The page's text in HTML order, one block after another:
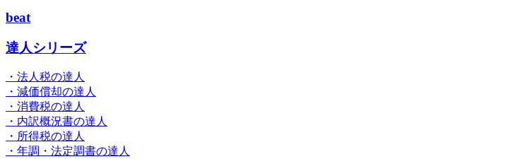
beat
達人シリーズ
・法人税の達人
・減価償却の達人
・消費税の達人
・内訳概況書の達人
・所得税の達人
・年調・法定調書の達人